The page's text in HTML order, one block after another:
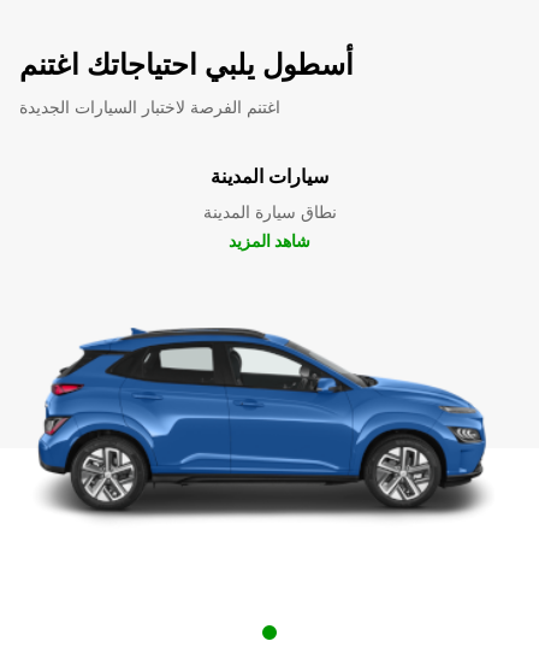
أسطول يلبي احتياجاتك اغتنم
اغتنم الفرصة لاختبار السيارات الجديدة
سيارات المدينة
نطاق سيارة المدينة
شاهد المزيد